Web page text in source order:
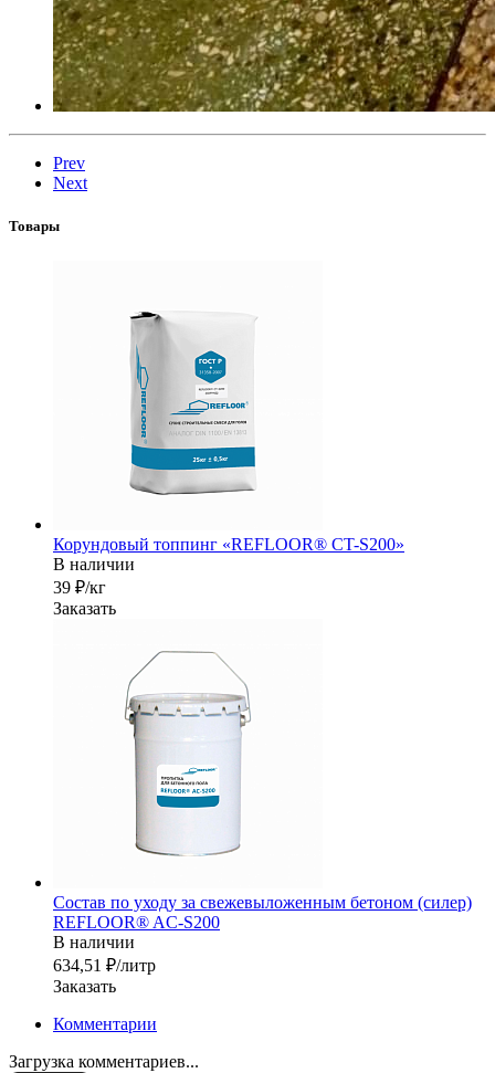
Prev
Next
Товары
Корундовый топпинг «REFLOOR® CT-S200»
В наличии
39 ₽/кг
Заказать
Состав по уходу за свежевыложенным бетоном (силер)
REFLOOR® AC-S200
В наличии
634,51 ₽/литр
Заказать
Комментарии
Загрузка комментариев...